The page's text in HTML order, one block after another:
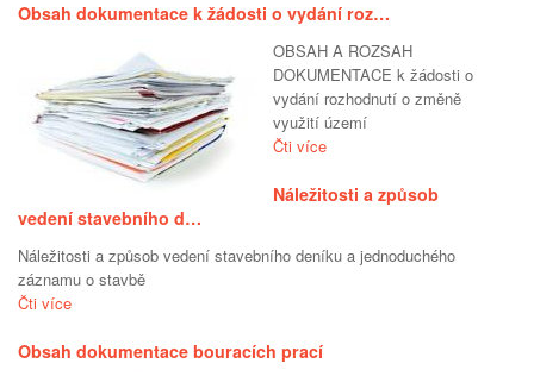
Obsah dokumentace k žádosti o vydání roz…
OBSAH A ROZSAH
DOKUMENTACE k žádosti o
vydání rozhodnutí o změně
využití území
Čti více
Náležitosti a způsob
vedení stavebního d…
Náležitosti a způsob vedení stavebního deníku a jednoduchého
záznamu o stavbě
Čti více
Obsah dokumentace bouracích prací